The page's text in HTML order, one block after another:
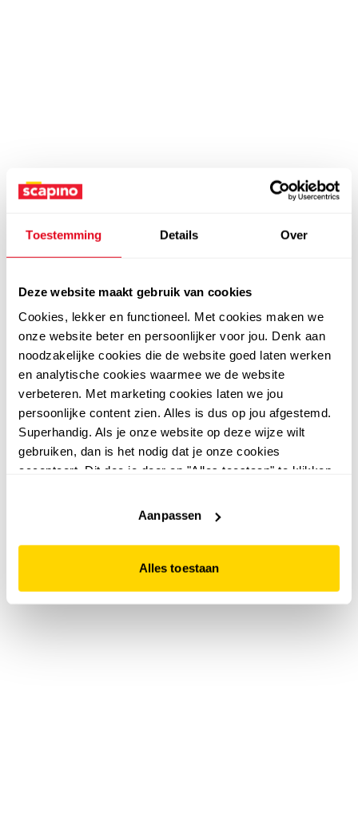
Toestemming Details Over
Deze website maakt gebruik van cookies
Cookies, lekker en functioneel. Met cookies maken we
onze website beter en persoonlijker voor jou. Denk aan
noodzakelijke cookies die de website goed laten werken
en analytische cookies waarmee we de website
verbeteren. Met marketing cookies laten we jou
persoonlijke content zien. Alles is dus op jou afgestemd.
Superhandig. Als je onze website op deze wijze wilt
gebruiken, dan is het nodig dat je onze cookies
accepteert. Dit doe je door op "Alles toestaan" te klikken.
website niet optimaal functioneert.
Aanpassen
Alles toestaan